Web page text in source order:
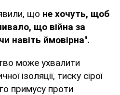
що не хочуть, щоб
що війна за
навіть ймовірна".
може ухвалити
ізоляції, тиску сірої
примусу проти